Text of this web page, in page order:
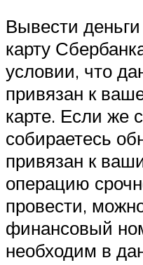
Вывести
карту
условии, что
привязан к
карте. Если же
собираетесь
привязан к
операцию
провести,
финансовый
необходим в